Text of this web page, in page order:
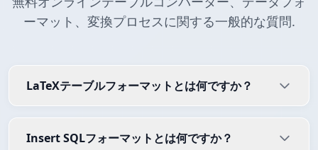
ーマット、変換プロセスに関する一般的な質問.
LaTeXテーブルフォーマットとは何ですか？
Insert SQLフォーマットとは何ですか？